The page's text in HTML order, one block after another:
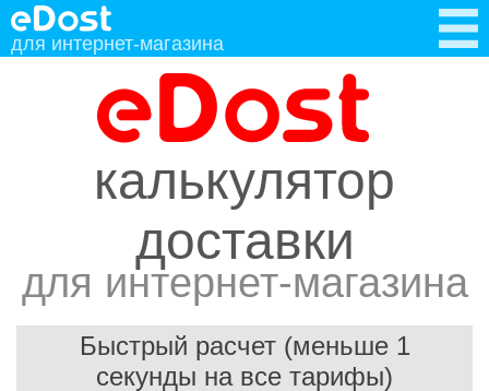
для интернет-магазина
калькулятор
доставки
для интернет-магазина
Быстрый расчет (меньше 1
секунды на все тарифы)